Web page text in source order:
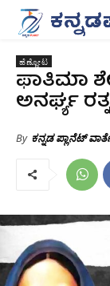
ಹೆಣ್ಣೋಟ
ಫಾತಿಮಾ
ಅನರ್ಘ್ಯ ರತ್ನ
By ಕನ್ನಡ ಪ್ಲಾನೆಟ್